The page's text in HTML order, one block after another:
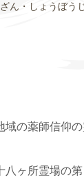
ざん・しょうぼうじ
の薬師信仰の
ヶ所霊場の